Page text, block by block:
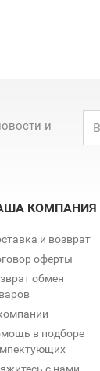
и
КОМПАНИЯ
и возврат
оферты
обмен
в подборе